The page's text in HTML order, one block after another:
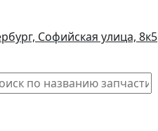
Софийская улица, 8к5